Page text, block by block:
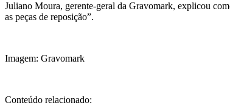
Juliano Moura, gerente-geral da Gravomark, explicou
as peças de reposição”.
Imagem: Gravomark
Conteúdo relacionado: